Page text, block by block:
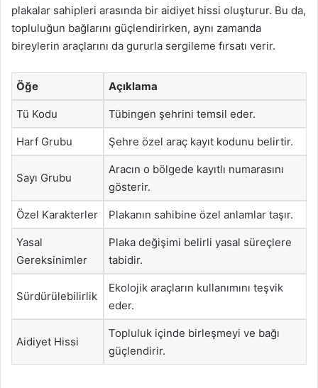
plakalar sahipleri arasında bir aidiyet hissi oluşturur. Bu da,
topluluğun bağlarını güçlendirirken, aynı zamanda
bireylerin araçlarını da gururla sergileme fırsatı verir.
Öğe Açıklama
Tü Kodu Tübingen şehrini temsil eder.
Harf Grubu Şehre özel araç kayıt kodunu belirtir.
Sayı Grubu
Aracın o bölgede kayıtlı numarasını
gösterir.
Özel Karakterler Plakanın sahibine özel anlamlar taşır.
Yasal
Gereksinimler
Plaka değişimi belirli yasal süreçlere
tabidir.
Sürdürülebilirlik
Ekolojik araçların kullanımını teşvik
eder.
Aidiyet Hissi
Topluluk içinde birleşmeyi ve bağı
güçlendirir.